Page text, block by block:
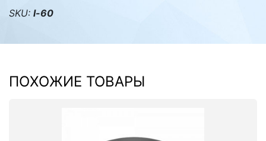
SKU: l-60
ПОХОЖИЕ ТОВАРЫ